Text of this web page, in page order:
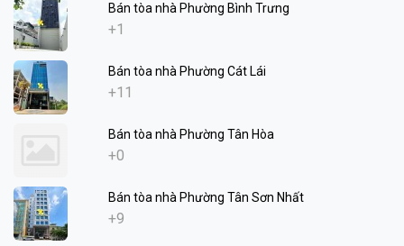
Bán tòa nhà Phường Bình Trưng
+1
Bán tòa nhà Phường Cát Lái
+11
Bán tòa nhà Phường Tân Hòa
+0
Bán tòa nhà Phường Tân Sơn Nhất
+9